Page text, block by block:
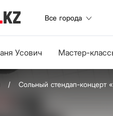
Все города
Усович Мастер-
/ Сольный стендап-концерт